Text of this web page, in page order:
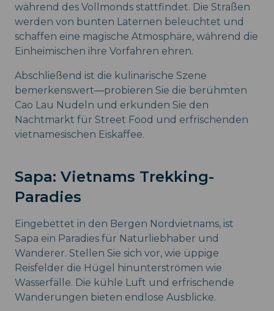
während des Vollmonds stattfindet. Die Straßen
werden von bunten Laternen beleuchtet und
schaffen eine magische Atmosphäre, während die
Einheimischen ihre Vorfahren ehren.
Abschließend ist die kulinarische Szene
bemerkenswert—probieren Sie die berühmten
Cao Lau Nudeln und erkunden Sie den
Nachtmarkt für Street Food und erfrischenden
vietnamesischen Eiskaffee.
Sapa: Vietnams Trekking-
Paradies
Eingebettet in den Bergen Nordvietnams, ist
Sapa ein Paradies für Naturliebhaber und
Wanderer. Stellen Sie sich vor, wie üppige
Reisfelder die Hügel hinunterströmen wie
Wasserfälle. Die kühle Luft und erfrischende
Wanderungen bieten endlose Ausblicke.